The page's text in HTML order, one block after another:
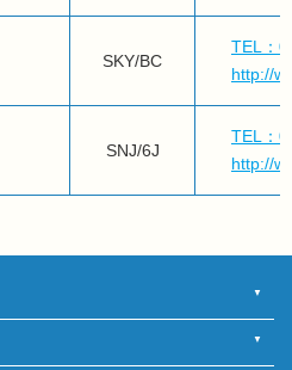
SKY/BC
TEL：
http://
SNJ/6J
TEL：
http://